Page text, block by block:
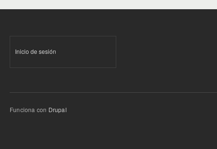
Inicio de sesión
Funciona con Drupal